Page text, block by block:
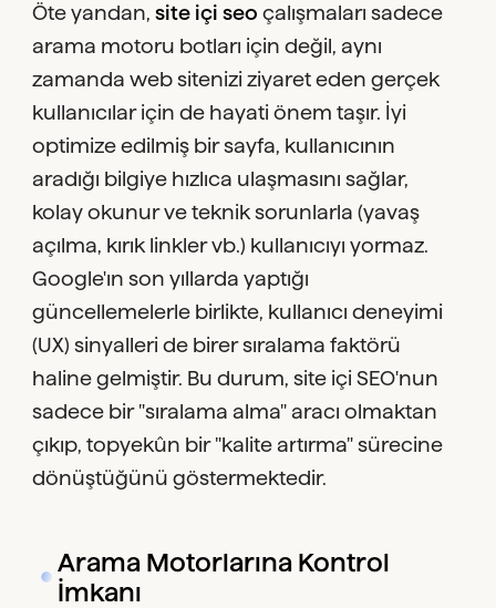
Öte yandan,site içi seo çalışmaları sadece
arama motoru botları için değil, aynı
zamanda web sitenizi ziyaret eden gerçek
kullanıcılar için de hayati önem taşır. İyi
optimize edilmiş bir sayfa, kullanıcının
aradığı bilgiye hızlıca ulaşmasını sağlar,
kolay okunur ve teknik sorunlarla (yavaş
açılma, kırık linkler vb.) kullanıcıyı yormaz.
Google'ın son yıllarda yaptığı
güncellemelerle birlikte, kullanıcı deneyimi
(UX) sinyalleri de birer sıralama faktörü
haline gelmiştir. Bu durum, site içi SEO'nun
sadece bir "sıralama alma" aracı olmaktan
çıkıp, topyekûn bir "kalite artırma" sürecine
dönüştüğünü göstermektedir.
Arama Motorlarına Kontrol
İmkanı